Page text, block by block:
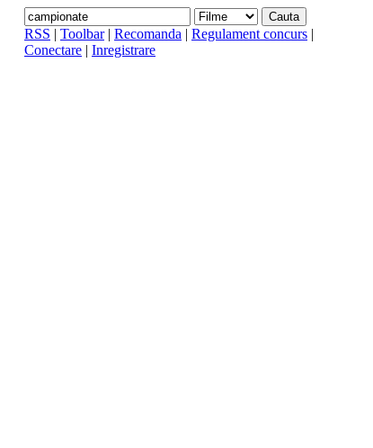
RSS | Toolbar| Recomanda | Regulament concurs |
Conectare | Inregistrare